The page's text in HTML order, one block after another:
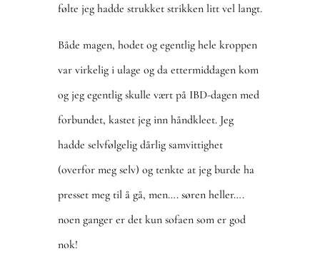
følte jeg hadde strukket strikken litt vel langt.
Både magen, hodet og egentlig hele kroppen
var virkelig i ulage og da ettermiddagen kom
og jeg egentlig skulle vært på IBD-dagen med
forbundet, kastet jeg inn håndkleet. Jeg
hadde selvfølgelig dårlig samvittighet
(overfor meg selv) og tenkte at jeg burde ha
presset meg til å gå, men…. søren heller….
noen ganger er det kun sofaen som er god
nok!